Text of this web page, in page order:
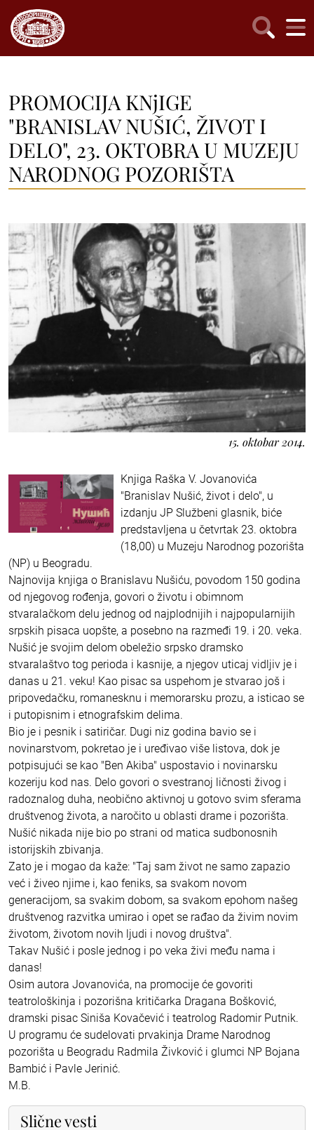
PROMOCIJA KNjIGE
"BRANISLAV NUŠIĆ, ŽIVOT I
DELO", 23. OKTOBRA U MUZEJU
NARODNOG POZORIŠTA
15. oktobar 2014.
Knjiga Raška V. Jovanovića
"Branislav Nušić, život i delo", u
izdanju JP Službeni glasnik, biće
predstavljena u četvrtak 23. oktobra
(18,00) u Muzeju Narodnog pozorišta
(NP) u Beogradu.
Najnovija knjiga o Branislavu Nušiću, povodom 150 godina
od njegovog rođenja, govori o životu i obimnom
stvaralačkom delu jednog od najplodnijih i najpopularnijih
srpskih pisaca uopšte, a posebno na razmeđi 19. i 20. veka.
Nušić je svojim delom obeležio srpsko dramsko
stvaralaštvo tog perioda i kasnije, a njegov uticaj vidljiv je i
danas u 21. veku! Kao pisac sa uspehom je stvarao još i
pripovedačku, romanesknu i memorarsku prozu, a isticao se
i putopisnim i etnografskim delima.
Bio je i pesnik i satiričar. Dugi niz godina bavio se i
novinarstvom, pokretao je i uređivao više listova, dok je
potpisujući se kao "Ben Akiba" uspostavio i novinarsku
kozeriju kod nas. Delo govori o svestranoj ličnosti živog i
radoznalog duha, neobično aktivnoj u gotovo svim sferama
društvenog života, a naročito u oblasti drame i pozorišta.
Nušić nikada nije bio po strani od matica sudbonosnih
istorijskih zbivanja.
Zato je i mogao da kaže: "Taj sam život ne samo zapazio
već i živeo njime i, kao feniks, sa svakom novom
generacijom, sa svakim dobom, sa svakom epohom našeg
društvenog razvitka umirao i opet se rađao da živim novim
životom, životom novih ljudi i novog društva".
Takav Nušić i posle jednog i po veka živi među nama i
danas!
Osim autora Jovanovića, na promocije će govoriti
teatrološkinja i pozorišna kritičarka Dragana Bošković,
dramski pisac Siniša Kovačević i teatrolog Radomir Putnik.
U programu će sudelovati prvakinja Drame Narodnog
pozorišta u Beogradu Radmila Živković i glumci NP Bojana
Bambić i Pavle Jerinić.
M.B.
Slične vesti